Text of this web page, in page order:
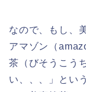
なので、もし、
アマゾン（
茶（びそうこう
い、、、」とい